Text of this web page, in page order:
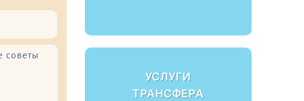
УСЛУГИ
ТРАНСФЕРА